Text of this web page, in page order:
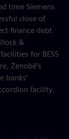
time Siemens
close of
finance debt
&
for BESS
Zenobē’s
banks’
facility.